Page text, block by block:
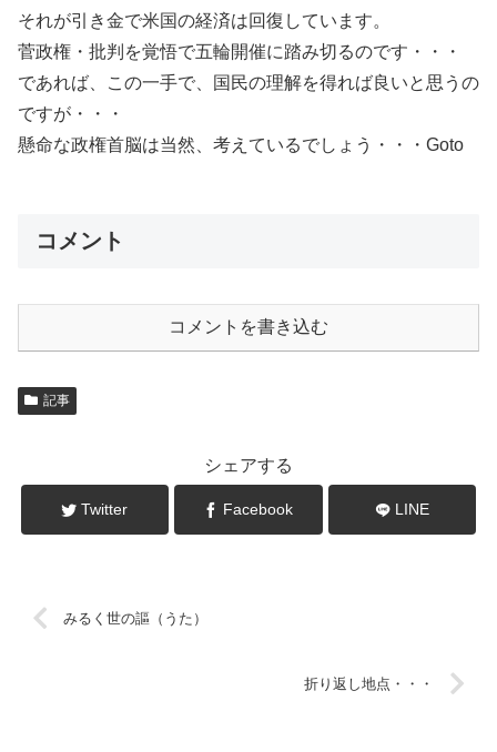
それが引き金で米国の経済は回復しています。
菅政権・批判を覚悟で五輪開催に踏み切るのです・・・
であれば、この一手で、国民の理解を得れば良いと思うの
ですが・・・
懸命な政権首脳は当然、考えているでしょう・・・Goto
コメント
コメントを書き込む
記事
シェアする
Twitter Facebook LINE
みるく世の謳（うた）
折り返し地点・・・